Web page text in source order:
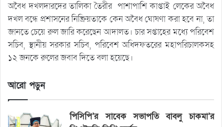
অবৈধ দখলদারদের তালিকা তৈরীর পাশাপাশি কাপ্তাই লেকের অবৈধ
দখল বন্ধে প্রশাসনের নিষ্ক্রিয়তাকে কেন অবৈধ ঘোষণা করা হবে না, তা
জানতে চেয়ে রুল জারি করেছেন আদালত। চার সপ্তাহের মধ্যে পরিবেশ
সচিব, স্থানীয় সরকার সচিব, পরিবেশ অধিদফতরের মহাপরিচালকসহ
১২ জনকে রুলের জবাব দিতে বলা হয়েছে।
আরো পড়ুন
পিসিপি’র সাবেক সভাপতি বাবলু চাকমা’র